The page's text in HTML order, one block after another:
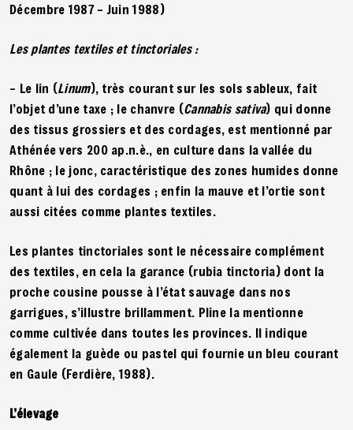
Décembre 1987 – Juin 1988)
Les plantes textiles et tinctoriales :
– Le lin (Linum), très courant sur les sols sableux, fait
l’objet d’une taxe ; le chanvre (Cannabis sativa) qui donne
des tissus grossiers et des cordages, est mentionné par
Athénée vers 200 ap.n.è., en culture dans la vallée du
Rhône ; le jonc, caractéristique des zones humides donne
quant à lui des cordages ; enfin la mauve et l’ortie sont
aussi citées comme plantes textiles.
Les plantes tinctoriales sont le nécessaire complément
des textiles, en cela la garance (rubia tinctoria) dont la
proche cousine pousse à l’état sauvage dans nos
garrigues, s’illustre brillamment. Pline la mentionne
comme cultivée dans toutes les provinces. Il indique
également la guède ou pastel qui fournie un bleu courant
en Gaule (Ferdière, 1988).
L’élevage